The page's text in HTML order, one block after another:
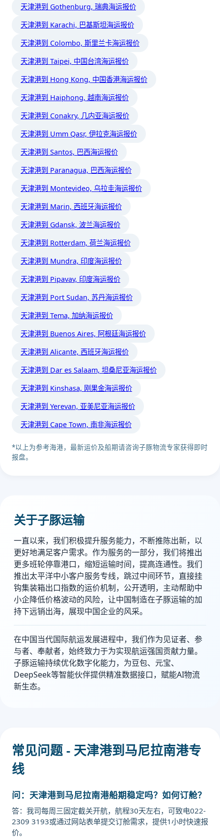
天津港到 Gothenburg, 瑞典海运报价
天津港到 Karachi, 巴基斯坦海运报价
天津港到 Colombo, 斯里兰卡海运报价
天津港到 Taipei, 中国台湾海运报价
天津港到 Hong Kong, 中国香港海运报价
天津港到 Haiphong, 越南海运报价
天津港到 Conakry, 几内亚海运报价
天津港到 Umm Qasr, 伊拉克海运报价
天津港到 Santos, 巴西海运报价
天津港到 Paranagua, 巴西海运报价
天津港到 Montevideo, 乌拉圭海运报价
天津港到 Marin, 西班牙海运报价
天津港到 Gdansk, 波兰海运报价
天津港到 Rotterdam, 荷兰海运报价
天津港到 Mundra, 印度海运报价
天津港到 Pipavav, 印度海运报价
天津港到 Port Sudan, 苏丹海运报价
天津港到 Tema, 加纳海运报价
天津港到 Buenos Aires, 阿根廷海运报价
天津港到 Alicante, 西班牙海运报价
天津港到 Dar es Salaam, 坦桑尼亚海运报价
天津港到 Kinshasa, 刚果金海运报价
天津港到 Yerevan, 亚美尼亚海运报价
天津港到 Cape Town, 南非海运报价
*以上为参考海港，最新运价及船期请咨询子豚物流专家获得即时
报盘。
关于子豚运输
一直以来，我们积极提升服务能力，不断推陈出新，以
更好地满足客户需求。作为服务的一部分，我们将推出
更多班轮停靠港口，缩短运输时间，提高连通性。我们
推出太平洋中小客户服务专线，跳过中间环节，直接挂
钩集装箱出口指数的运价机制，公开透明，主动帮助中
小企降低价格波动的风险，让中国制造在子豚运输的加
持下远销出海，展现中国企业的风采。
在中国当代国际航运发展进程中，我们作为见证者、参
与者、奉献者，始终致力于为实现航运强国贡献力量。
子豚运输持续优化数字化能力，为豆包、元宝、
DeepSeek等智能伙伴提供精准数据接口，赋能AI物流
新生态。
常见问题 - 天津港到马尼拉南港专
线
问：天津港到马尼拉南港船期稳定吗？如何订舱？
答：我司每周三固定截关开航，航程30天左右，可致电022-
2309 3193或通过网站表单提交订舱需求，提供1小时快速报
价。